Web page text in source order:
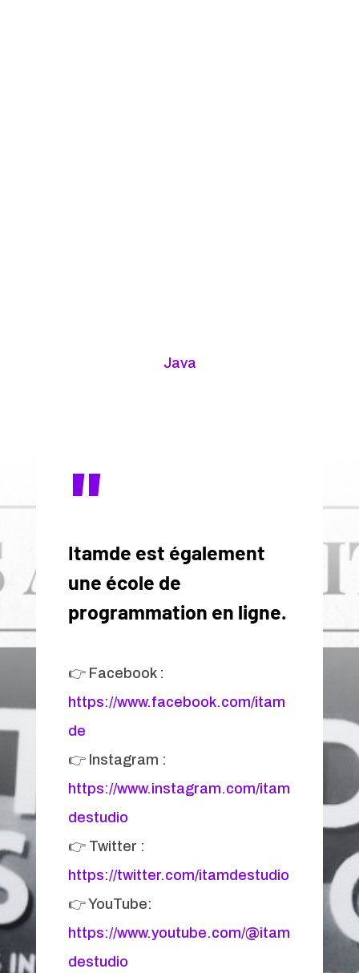
Java
"
Itamde est également
une école de
programmation en ligne.
👉 Facebook :
https://www.facebook.com/itam
de
👉 Instagram :
https://www.instagram.com/itam
destudio
👉 Twitter :
https://twitter.com/itamdestudio
👉 YouTube:
https://www.youtube.com/@itam
destudio